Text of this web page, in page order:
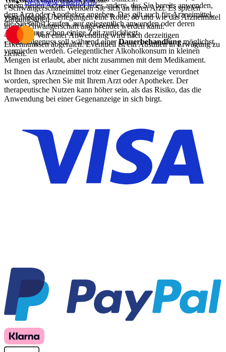
- Schwangerschaft: Wenden Sie sich an Ihren Arzt. Es spielen
verschiedene Überlegungen eine Rolle, ob und wie das Arzneimittel
in der Schwangerschaft angewendet werden kann.
- Stillzeit: Von einer Anwendung wird nach derzeitigen
Erkenntnissen abgeraten. Eventuell ist ein Abstillen in Erwägung zu
ziehen.
Ist Ihnen das Arzneimittel trotz einer Gegenanzeige verordnet
worden, sprechen Sie mit Ihrem Arzt oder Apotheker. Der
therapeutische Nutzen kann höher sein, als das Risiko, das die
Anwendung bei einer Gegenanzeige in sich birgt.
einem neuen Arzneimittel jedes andere, das Sie bereits anwenden,
dem Arzt oder Apotheker angeben. Das gilt auch für Arzneimittel,
die Sie selbst kaufen, nur gelegentlich anwenden oder deren
Anwendung schon einige Zeit zurückliegt.
- Alkoholgenuss soll während einerDauerbehandlungmöglichst
vermieden werden. Gelegentlicher Alkoholkonsum in kleinen
Mengen ist erlaubt, aber nicht zusammen mit dem Medikament.
Bestellung widerrufen
Zahlungsarten